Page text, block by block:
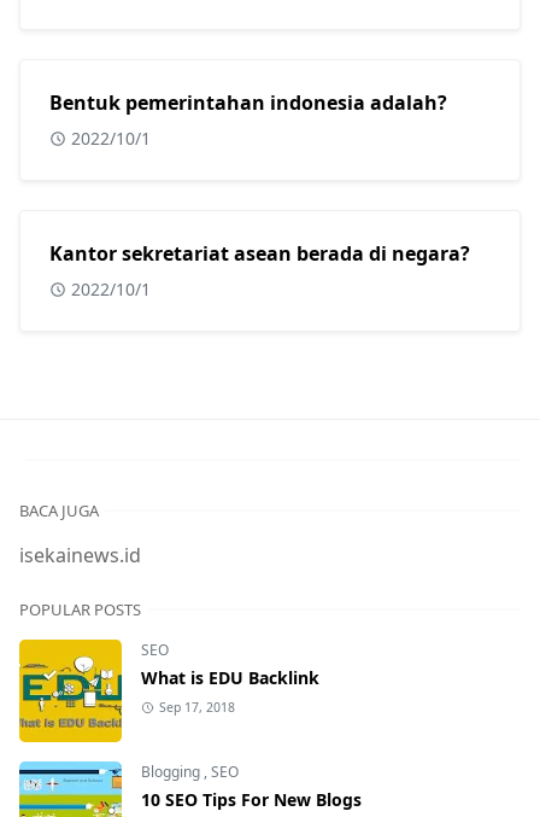
Bentuk pemerintahan indonesia adalah?
2022/10/1
Kantor sekretariat asean berada di negara?
2022/10/1
BACA JUGA
isekainews.id
POPULAR POSTS
SEO
What is EDU Backlink
Sep 17, 2018
Blogging ,SEO
10 SEO Tips For New Blogs